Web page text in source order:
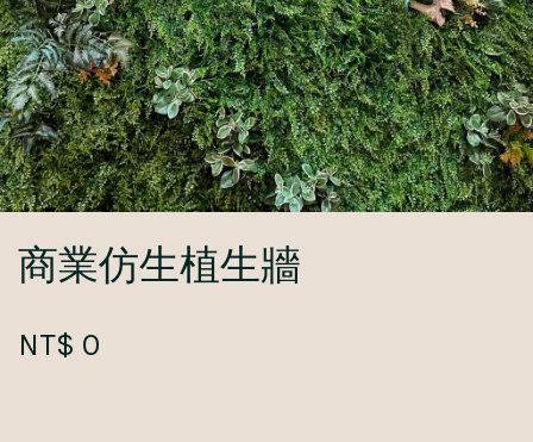
商業仿生植生牆
NT$ 0